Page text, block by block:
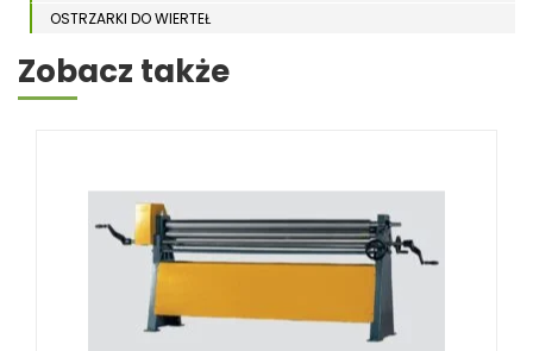
OSTRZARKI DO WIERTEŁ
PIŁY TAŚMOWE DO METALU
STOŁY ROLKOWE
SZLIFIERKI DO METALU, PŁASZCZYZN
Zobacz także